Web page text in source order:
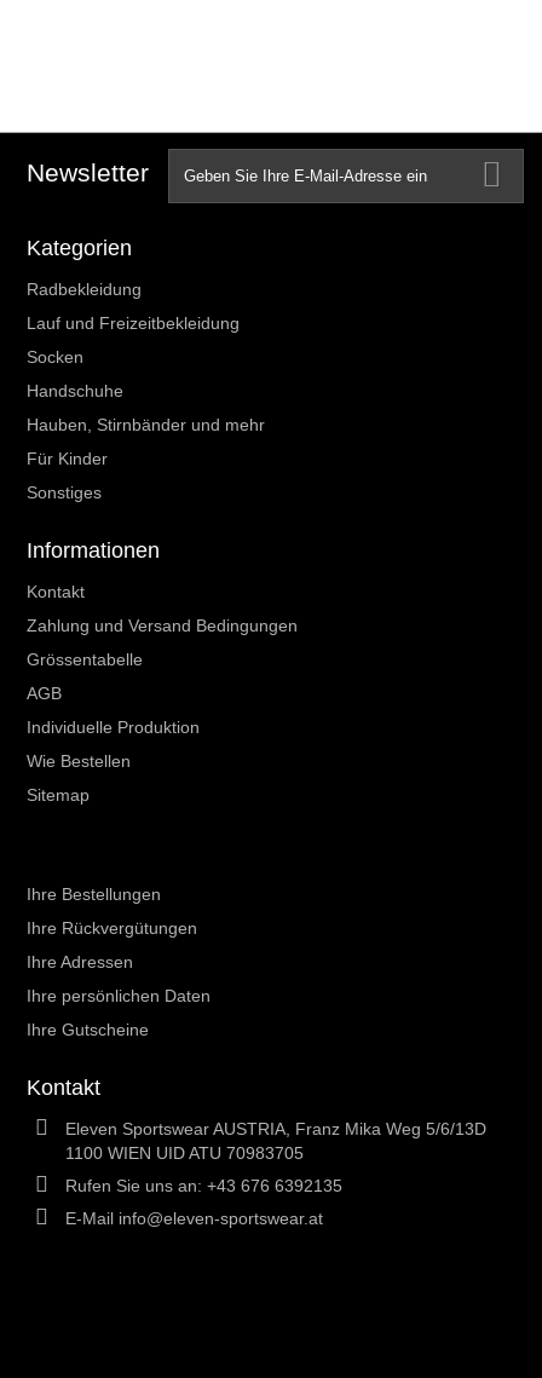
Newsletter
Kategorien
Radbekleidung
Lauf und Freizeitbekleidung
Socken
Handschuhe
Hauben, Stirnbänder und mehr
Für Kinder
Sonstiges
Informationen
Kontakt
Zahlung und Versand Bedingungen
Grössentabelle
AGB
Individuelle Produktion
Wie Bestellen
Sitemap
Ihre Bestellungen
Ihre Rückvergütungen
Ihre Adressen
Ihre persönlichen Daten
Ihre Gutscheine
Kontakt
Eleven Sportswear AUSTRIA, Franz Mika Weg 5/6/13D
1100 WIEN UID ATU 70983705
Rufen Sie uns an: +43 676 6392135
E-Mail info@eleven-sportswear.at